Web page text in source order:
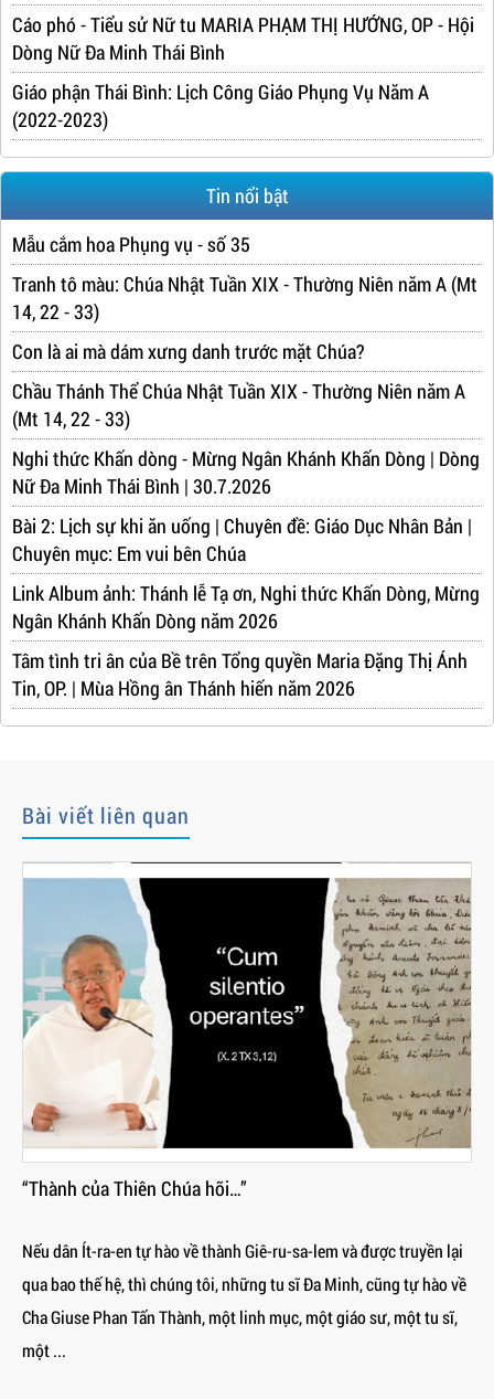
Cáo phó - Tiểu sử Nữ tu MARIA PHẠM THỊ HƯỚNG, OP - Hội
Dòng Nữ Đa Minh Thái Bình
Giáo phận Thái Bình: Lịch Công Giáo Phụng Vụ Năm A
(2022-2023)
Tin nổi bật
Mẫu cắm hoa Phụng vụ - số 35
Tranh tô màu: Chúa Nhật Tuần XIX - Thường Niên năm A (Mt
14, 22 - 33)
Con là ai mà dám xưng danh trước mặt Chúa?
Chầu Thánh Thể Chúa Nhật Tuần XIX - Thường Niên năm A
(Mt 14, 22 - 33)
Nghi thức Khấn dòng - Mừng Ngân Khánh Khấn Dòng | Dòng
Nữ Đa Minh Thái Bình | 30.7.2026
Bài 2: Lịch sự khi ăn uống | Chuyên đề: Giáo Dục Nhân Bản |
Chuyên mục: Em vui bên Chúa
Link Album ảnh: Thánh lễ Tạ ơn, Nghi thức Khấn Dòng, Mừng
Ngân Khánh Khấn Dòng năm 2026
Tâm tình tri ân của Bề trên Tổng quyền Maria Đặng Thị Ánh
Tin, OP. | Mùa Hồng ân Thánh hiến năm 2026
Bài viết liên quan
“Thành của Thiên Chúa hỡi…”
Nếu dân Ít-ra-en tự hào về thành Giê-ru-sa-lem và được truyền lại
qua bao thế hệ, thì chúng tôi, những tu sĩ Đa Minh, cũng tự hào về
Cha Giuse Phan Tấn Thành, một linh mục, một giáo sư, một tu sĩ,
một ...